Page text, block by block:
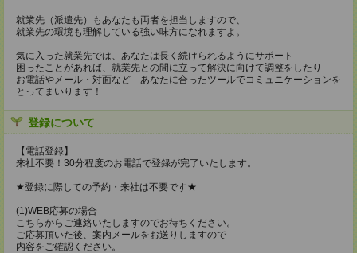
就業先（派遣先）もあなたも両者を担当しますので、
就業先の環境も理解している強い味方になれますよ。
気に入った就業先では、あなたは長く続けられるようにサポート
困ったことがあれば、就業先との間に立って解決に向けて調整をしたり
お電話やメール・対面など あなたに合ったツールでコミュニケーションを
とってまいります！
登録について
【電話登録】
来社不要！30分程度のお電話で登録が完了いたします。
★登録に際しての予約・来社は不要です★
(1)WEB応募の場合
こちらからご連絡いたしますのでお待ちください。
ご応募頂いた後、案内メールをお送りしますので
内容をご確認ください。